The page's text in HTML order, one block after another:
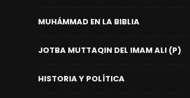
MUHÁMMAD EN LA BIBLIA
JOTBA MUTTAQIN DEL IMAM ALI (P)
HISTORIA Y POLÍTICA